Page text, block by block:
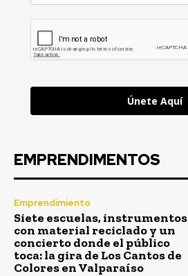
Únete Aquí
EMPRENDIMENTOS
Emprendimiento
Siete escuelas, instrumentos
con material reciclado y un
concierto donde el público
toca: la gira de Los Cantos de
Colores en Valparaíso